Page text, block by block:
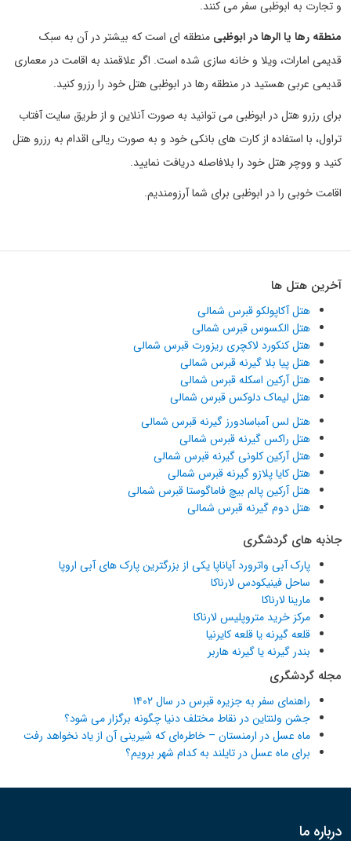
و تجارت به ابوظبی سفر می کنند.
منطقه رها یا الرها در ابوظبی منطقه ای است که بیشتر در آن به سبک
قدیمی امارات، ویلا و خانه سازی شده است. اگر علاقمند به اقامت در معماری
قدیمی عربی هستید در منطقه رها در ابوظبی هتل خود را رزرو کنید.
برای رزرو هتل در ابوظبی می توانید به صورت آنلاین و از طریق سایت آفتاب
تراول، با استفاده از کارت های بانکی خود و به صورت ریالی اقدام به رزرو هتل
کنید و ووچر هتل خود را بلافاصله دریافت نمایید.
اقامت خوبی را در ابوظبی برای شما آرزومندیم.
آخرین هتل ها
هتل آکاپولکو قبرس شمالی
هتل الکسوس قبرس شمالی
هتل کنکورد لاکچری ریزورت قبرس شمالی
هتل پیا بلا گیرنه قبرس شمالی
هتل آرکین اسکله قبرس شمالی
هتل لیماک دلوکس قبرس شمالی
هتل لس آمباسادورز گیرنه قبرس شمالی
هتل راکس گیرنه قبرس شمالی
هتل آرکین کلونی گیرنه قبرس شمالی
هتل کایا پلازو گیرنه قبرس شمالی
هتل آرکین پالم بیچ فاماگوستا قبرس شمالی
هتل دوم گیرنه قبرس شمالی
جاذبه های گردشگری
پارک آبی واترورد آیاناپا یکی از بزرگترین پارک های آبی اروپا
ساحل فینیکودس لارناکا
مارینا لارناکا
مرکز خرید متروپلیس لارناکا
قلعه گیرنه یا قلعه کایرنیا
بندر گیرنه یا گیرنه هاربر
مجله گردشگری
راهنمای سفر به جزیره قبرس در سال ۱۴۰۲
جشن ولنتاین در نقاط مختلف دنیا چگونه برگزار می شود؟
ماه عسل در ارمنستان – خاطره‌ای که شیرینی آن از یاد نخواهد رفت
برای ماه عسل در تایلند به کدام شهر برویم؟
درباره ما